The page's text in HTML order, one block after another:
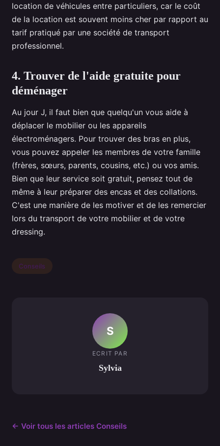
location de véhicules entre particuliers, car le coût
de la location est souvent moins cher par rapport au
tarif pratiqué par une société de transport
professionnel.
4. Trouver de l'aide gratuite pour
déménager
Au jour J, il faut bien que quelqu'un vous aide à
déplacer le mobilier ou les appareils
électroménagers. Pour trouver des bras en plus,
vous pouvez appeler les membres de votre famille
(frères, sœurs, parents, cousins, etc.) ou vos amis.
Bien que leur service soit gratuit, pensez tout de
même à leur préparer des encas et des collations.
C'est une manière de les motiver et de les remercier
lors du transport de votre mobilier et de votre
dressing.
Conseils
S
ECRIT PAR
Sylvia
← Voir tous les articles Conseils